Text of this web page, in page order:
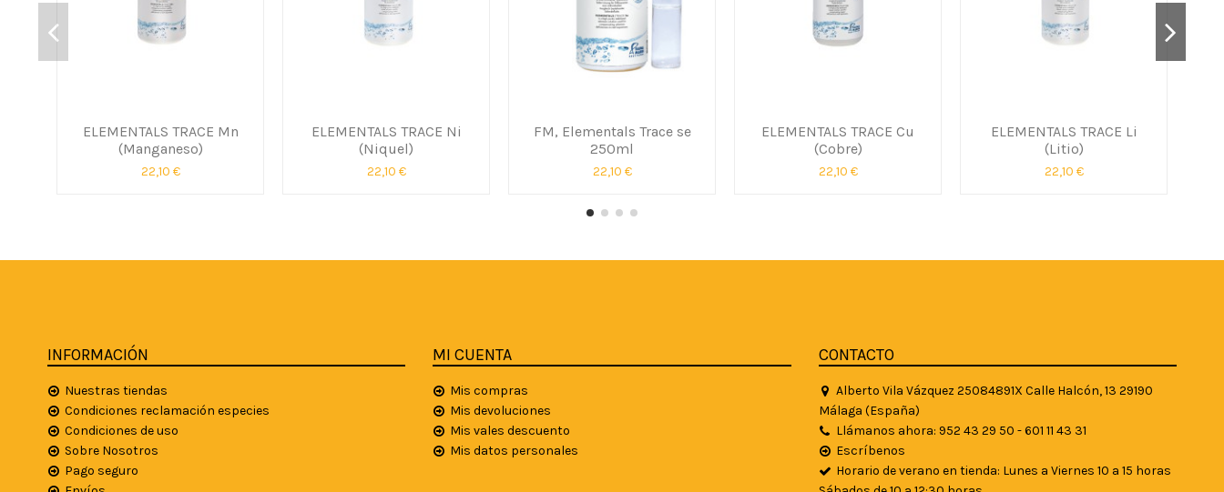
ELEMENTALS TRACE Mn
(Manganeso)
22,10 €
ELEMENTALS TRACE Ni
(Niquel)
22,10 €
FM, Elementals Trace se
250ml
22,10 €
ELEMENTALS TRACE Cu
(Cobre)
22,10 €
ELEMENTALS TRACE Li
(Litio)
22,10 €
INFORMACIÓN
Nuestras tiendas
Condiciones reclamación especies
Condiciones de uso
Sobre Nosotros
Pago seguro
MI CUENTA
Mis compras
Mis devoluciones
Mis vales descuento
Mis datos personales
CONTACTO
Alberto Vila Vázquez 25084891X Calle Halcón, 13 29190
Málaga (España)
Llámanos ahora: 952 43 29 50 - 601 11 43 31
Escríbenos
Horario de verano en tienda: Lunes a Viernes 10 a 15 horas